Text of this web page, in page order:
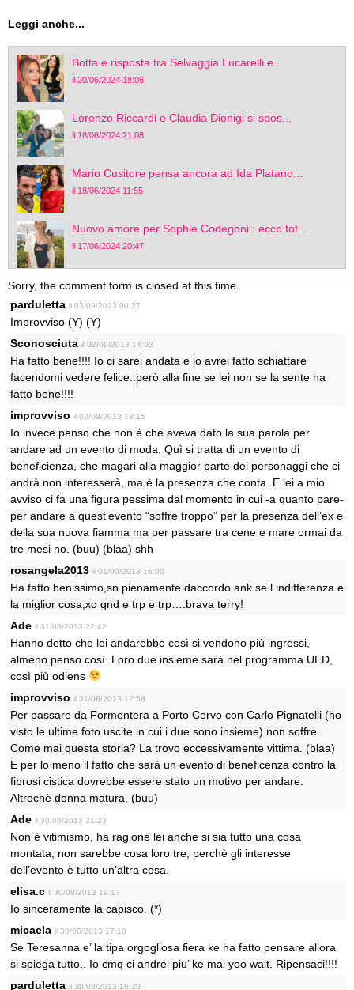
Leggi anche...
Botta e risposta tra Selvaggia Lucarelli e...
il 20/06/2024 18:06
Lorenzo Riccardi e Claudia Dionigi si spos...
il 18/06/2024 21:08
Mario Cusitore pensa ancora ad Ida Platano...
il 18/06/2024 11:55
Nuovo amore per Sophie Codegoni : ecco fot...
il 17/06/2024 20:47
Sorry, the comment form is closed at this time.
parduletta il 03/09/2013 00:37
Improvviso (Y) (Y)
Sconosciuta il 02/09/2013 14:03
Ha fatto bene!!!! Io ci sarei andata e lo avrei fatto schiattare
facendomi vedere felice..però alla fine se lei non se la sente ha
fatto bene!!!!
improvviso il 02/09/2013 13:15
Io invece penso che non è che aveva dato la sua parola per
andare ad un evento di moda. Quì si tratta di un evento di
beneficienza, che magari alla maggior parte dei personaggi che ci
andrà non interesserà, ma è la presenza che conta. E lei a mio
avviso ci fa una figura pessima dal momento in cui -a quanto pare-
per andare a quest’evento “soffre troppo” per la presenza dell’ex e
della sua nuova fiamma ma per passare tra cene e mare ormai da
tre mesi no. (buu) (blaa) shh
rosangela2013 il 01/09/2013 16:00
Ha fatto benissimo,sn pienamente daccordo ank se l indifferenza e
la miglior cosa,xo qnd e trp e trp….brava terry!
Ade il 31/08/2013 22:42
Hanno detto che lei andarebbe così si vendono più ingressi,
almeno penso così. Loro due insieme sarà nel programma UED,
così più odiens
improvviso il 31/08/2013 12:58
Per passare da Formentera a Porto Cervo con Carlo Pignatelli (ho
visto le ultime foto uscite in cui i due sono insieme) non soffre.
Come mai questa storia? La trovo eccessivamente vittima. (blaa)
E per lo meno il fatto che sarà un evento di beneficenza contro la
fibrosi cistica dovrebbe essere stato un motivo per andare.
Altrochè donna matura. (buu)
Ade il 30/08/2013 21:23
Non è vitimismo, ha ragione lei anche si sia tutto una cosa
montata, non sarebbe cosa loro tre, perchè gli interesse
dell’evento è tutto un’altra cosa.
elisa.c il 30/08/2013 19:17
Io sinceramente la capisco. (*)
micaela il 30/08/2013 17:10
Se Teresanna e’ la tipa orgogliosa fiera ke ha fatto pensare allora
si spiega tutto.. Io cmq ci andrei piu’ ke mai yoo wait. Ripensaci!!!!
parduletta il 30/08/2013 16:20